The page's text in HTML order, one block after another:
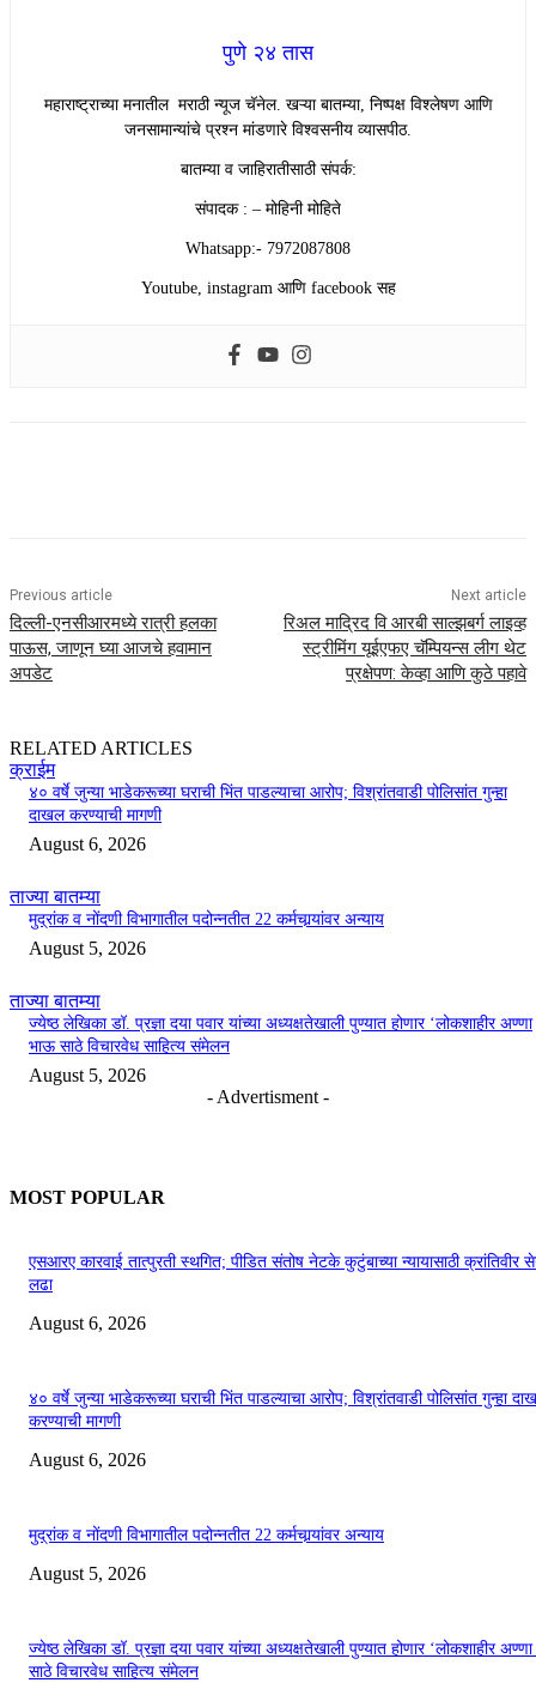
पुणे २४ तास
महाराष्ट्राच्या मनातील मराठी न्यूज चॅनेल. खऱ्या बातम्या, निष्पक्ष विश्लेषण आणि
जनसामान्यांचे प्रश्न मांडणारे विश्वसनीय व्यासपीठ.
बातम्या व जाहिरातीसाठी संपर्क:
संपादक : – मोहिनी मोहिते
Whatsapp:- 7972087808
Youtube, instagram आणि facebook सह
Previous article
दिल्ली-एनसीआरमध्ये रात्री हलका
पाऊस, जाणून घ्या आजचे हवामान
अपडेट
Next article
रिअल माद्रिद वि आरबी साल्झबर्ग लाइव्ह
स्ट्रीमिंग यूईएफए चॅम्पियन्स लीग थेट
प्रक्षेपण: केव्हा आणि कुठे पहावे
RELATED ARTICLES
क्राईम
४० वर्षे जुन्या भाडेकरूच्या घराची भिंत पाडल्याचा आरोप; विश्रांतवाडी पोलिसांत गुन्हा
दाखल करण्याची मागणी
August 6, 2026
ताज्या बातम्या
मुद्रांक व नोंदणी विभागातील पदोन्नतीत 22 कर्मचार्‍यांवर अन्याय
August 5, 2026
ताज्या बातम्या
ज्येष्ठ लेखिका डॉ. प्रज्ञा दया पवार यांच्या अध्यक्षतेखाली पुण्यात होणार ‘लोकशाहीर अण्णा
भाऊ साठे विचारवेध साहित्य संमेलन
August 5, 2026
- Advertisment -
MOST POPULAR
एसआरए कारवाई तात्पुरती स्थगित; पीडित संतोष नेटके कुटुंबाच्या न्यायासाठी क्रांतिवीर
लढा
August 6, 2026
४० वर्षे जुन्या भाडेकरूच्या घराची भिंत पाडल्याचा आरोप; विश्रांतवाडी पोलिसांत गुन्हा
करण्याची मागणी
August 6, 2026
मुद्रांक व नोंदणी विभागातील पदोन्नतीत 22 कर्मचार्‍यांवर अन्याय
August 5, 2026
ज्येष्ठ लेखिका डॉ. प्रज्ञा दया पवार यांच्या अध्यक्षतेखाली पुण्यात होणार ‘लोकशाहीर
साठे विचारवेध साहित्य संमेलन